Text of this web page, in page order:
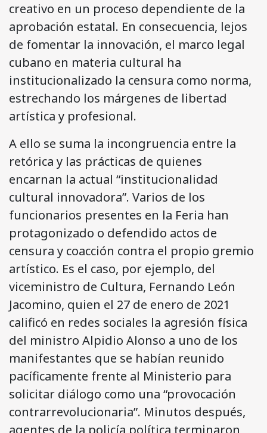
creativo en un proceso dependiente de la
aprobación estatal. En consecuencia, lejos
de fomentar la innovación, el marco legal
cubano en materia cultural ha
institucionalizado la censura como norma,
estrechando los márgenes de libertad
artística y profesional.
A ello se suma la incongruencia entre la
retórica y las prácticas de quienes
encarnan la actual “institucionalidad
cultural innovadora”. Varios de los
funcionarios presentes en la Feria han
protagonizado o defendido actos de
censura y coacción contra el propio gremio
artístico. Es el caso, por ejemplo, del
viceministro de Cultura, Fernando León
Jacomino, quien el 27 de enero de 2021
calificó en redes sociales la agresión física
del ministro Alpidio Alonso a uno de los
manifestantes que se habían reunido
pacíficamente frente al Ministerio para
solicitar diálogo como una “provocación
contrarrevolucionaria”. Minutos después,